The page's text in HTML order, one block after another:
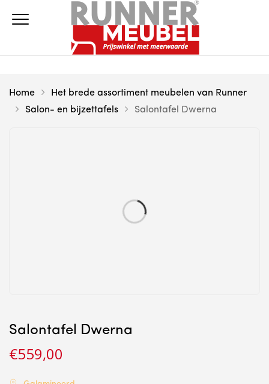
Home
Het brede assortiment meubelen van Runner
Salon- en bijzettafels
Salontafel Dwerna
Salontafel Dwerna
€559,00